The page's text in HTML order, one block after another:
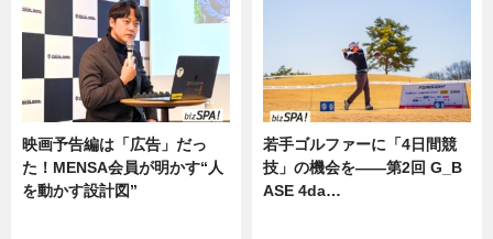
映画予告編は「広告」だっ
た！MENSA会員が明かす“人
を動かす設計図”
若手ゴルファーに「4日間競
技」の機会を——第2回 G_B
ASE 4da…